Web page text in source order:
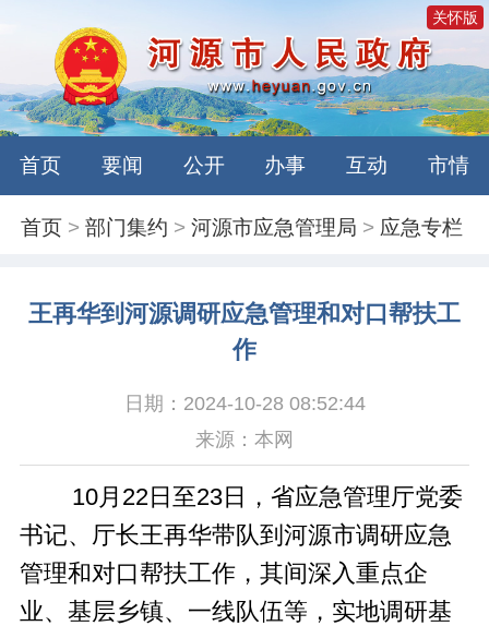
关怀版
首页 要闻 公开 办事 互动 市情
首页 >部门集约 >河源市应急管理局 > 应急专栏
王再华到河源调研应急管理和对口帮扶工
作
日期：2024-10-28 08:52:44
来源：本网
10月22日至23日，省应急管理厅党委
书记、厅长王再华带队到河源市调研应急
管理和对口帮扶工作，其间深入重点企
业、基层乡镇、一线队伍等，实地调研基